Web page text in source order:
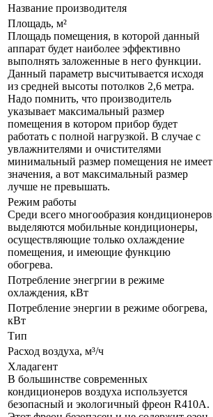
Название производителя
Площадь, м²
Площадь помещения, в которой данный
аппарат будет наиболее эффективно
выполнять заложенные в него функции.
Данный параметр высчитывается исходя
из средней высоты потолков 2,6 метра.
Надо помнить, что производитель
указывает максимальный размер
помещения в котором прибор будет
работать с полной нагрузкой. В случае с
увлажнителями и очистителями
минимальный размер помещения не имеет
значения, а вот максимальный размер
лучше не превышать.
Режим работы
Среди всего многообразия кондиционеров
выделяются мобильные кондиционеры,
осуществляющие только охлаждение
помещения, и имеющие функцию
обогрева.
Потребление энегргии в режиме
охлаждения, кВт
Потребление энергии в режиме обогрева,
кВт
Тип
Расход воздуха, м³/ч
Хладагент
В большинстве современных
кондиционеров воздуха используется
безопасный и экологичный фреон R410A.